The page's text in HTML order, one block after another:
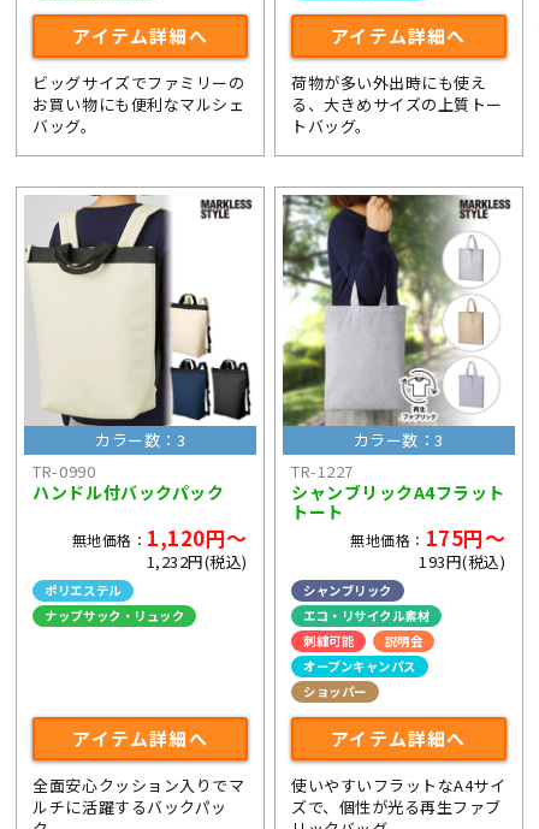
アイテム詳細へ
ビッグサイズでファミリーの
お買い物にも便利なマルシェ
バッグ。
アイテム詳細へ
荷物が多い外出時にも使え
る、大きめサイズの上質トー
トバッグ。
カラー数：3
TR-0990
ハンドル付バックパック
無地価格： 1,120円～
1,232円(税込)
ポリエステル
ナップサック・リュック
アイテム詳細へ
全面安心クッション入りでマ
ルチに活躍するバックパッ
カラー数：3
TR-1227
シャンブリックA4フラット
トート
無地価格： 175円～
193円(税込)
シャンブリック
エコ・リサイクル素材
刺繍可能
説明会
オープンキャンパス
ショッパー
アイテム詳細へ
使いやすいフラットなA4サイ
ズで、個性が光る再生ファブ